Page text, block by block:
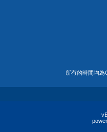
所有的時間均為